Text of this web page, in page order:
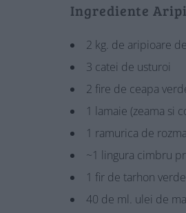
Ingrediente
2 kg. de aripioare
3 catei de usturoi
2 fire de ceapa
1 lamaie (zeama si
1 ramurica de
~1 lingura cimbru
1 fir de tarhon verde
40 de ml. ulei de